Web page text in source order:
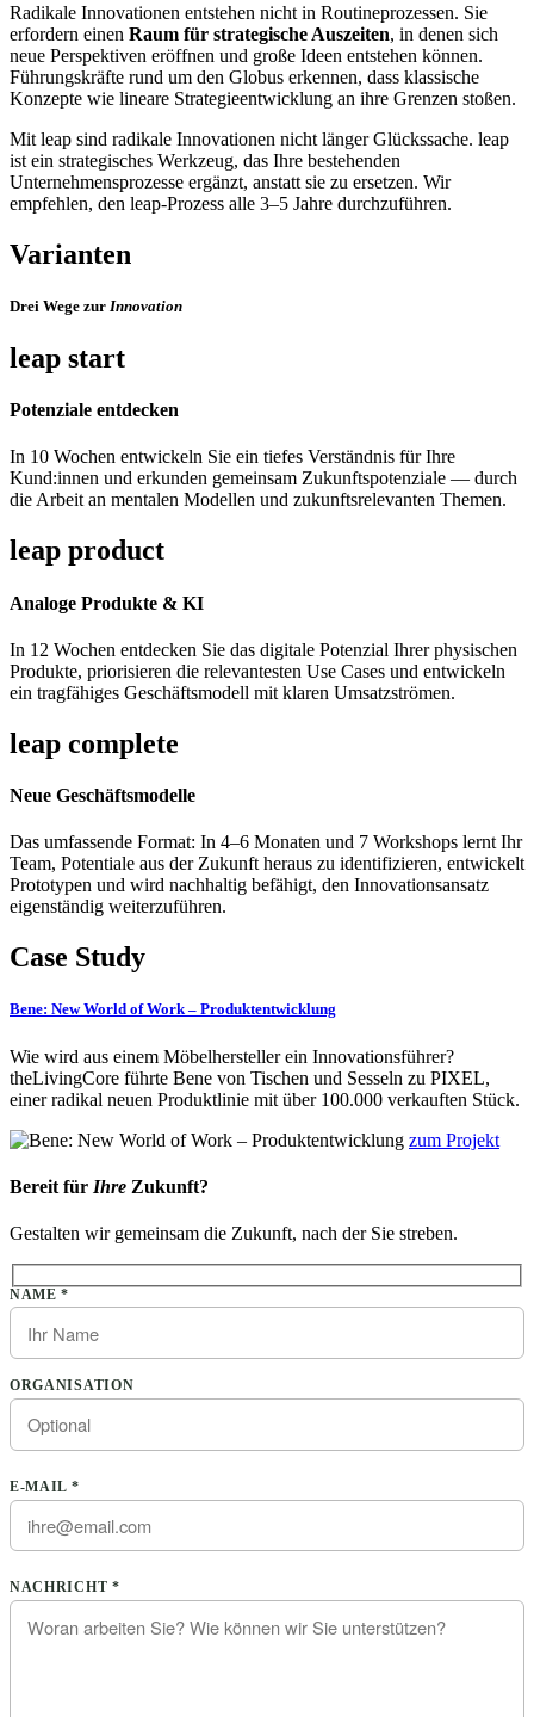
Radikale Innovationen entstehen nicht in Routineprozessen. Sie
erfordern einen Raum für strategische Auszeiten, in denen sich
neue Perspektiven eröffnen und große Ideen entstehen können.
Führungskräfte rund um den Globus erkennen, dass klassische
Konzepte wie lineare Strategieentwicklung an ihre Grenzen stoßen.
Mit leap sind radikale Innovationen nicht länger Glückssache. leap
ist ein strategisches Werkzeug, das Ihre bestehenden
Unternehmensprozesse ergänzt, anstatt sie zu ersetzen. Wir
empfehlen, den leap-Prozess alle 3–5 Jahre durchzuführen.
Varianten
Drei Wege zur Innovation
leap start
Potenziale entdecken
In 10 Wochen entwickeln Sie ein tiefes Verständnis für Ihre
Kund:innen und erkunden gemeinsam Zukunftspotenziale — durch
die Arbeit an mentalen Modellen und zukunftsrelevanten Themen.
leap product
Analoge Produkte & KI
In 12 Wochen entdecken Sie das digitale Potenzial Ihrer physischen
Produkte, priorisieren die relevantesten Use Cases und entwickeln
ein tragfähiges Geschäftsmodell mit klaren Umsatzströmen.
leap complete
Neue Geschäftsmodelle
Das umfassende Format: In 4–6 Monaten und 7 Workshops lernt Ihr
Team, Potentiale aus der Zukunft heraus zu identifizieren, entwickelt
Prototypen und wird nachhaltig befähigt, den Innovationsansatz
eigenständig weiterzuführen.
Case Study
Bene: New World of Work – Produktentwicklung
Wie wird aus einem Möbelhersteller ein Innovationsführer?
theLivingCore führte Bene von Tischen und Sesseln zu PIXEL,
einer radikal neuen Produktlinie mit über 100.000 verkauften Stück.
zum Projekt
Bereit für Ihre Zukunft?
Gestalten wir gemeinsam die Zukunft, nach der Sie streben.
Bitte lasse dieses Feld leer.
NAME *
ORGANISATION
E-MAIL *
Bitte lasse dieses Feld leer.
NACHRICHT *